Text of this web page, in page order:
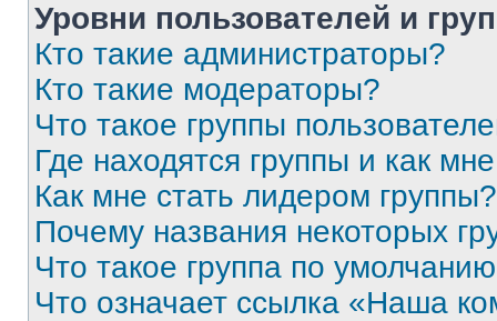
Уровни пользователей и
Кто такие администраторы?
Кто такие модераторы?
Что такое группы
Где находятся группы и как
Как мне стать лидером группы?
Почему названия некоторых
Что такое группа по
Что означает ссылка «Наша